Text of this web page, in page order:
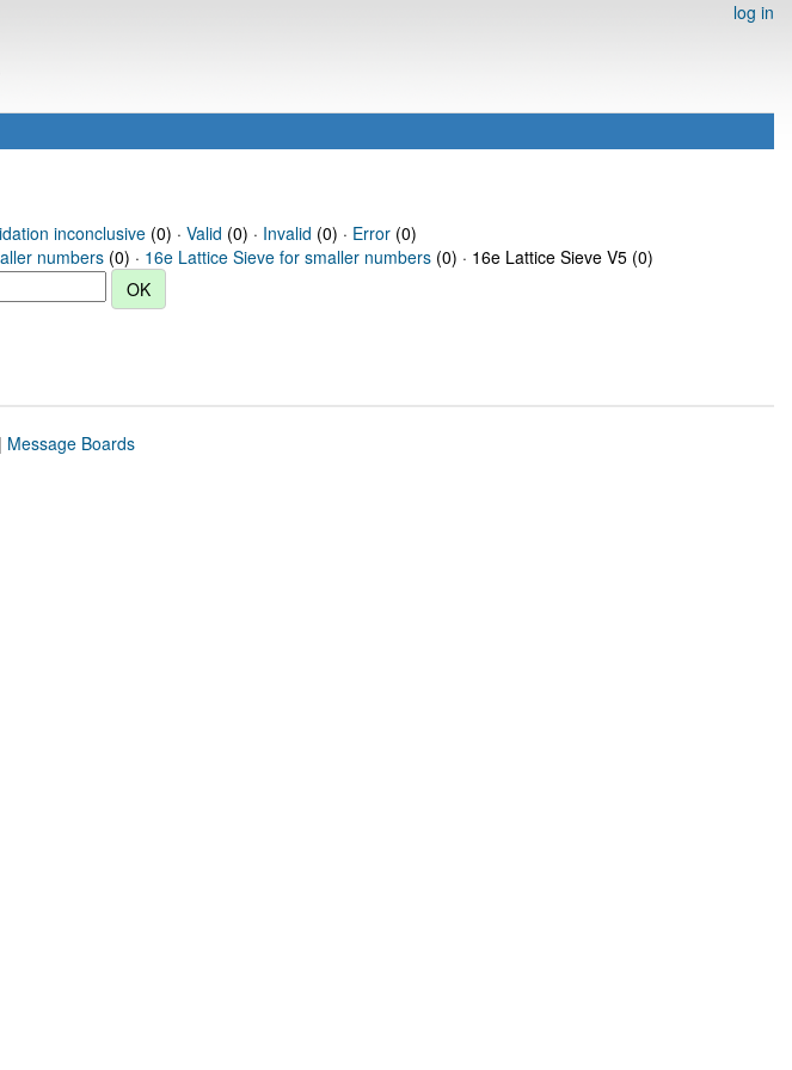
log in
inconclusive(0) · Valid (0) · Invalid (0) · Error(0)
numbers (0) · 16e Lattice Sieve for smaller numbers (0) · 16e Lattice Sieve V5 (0)
Message Boards